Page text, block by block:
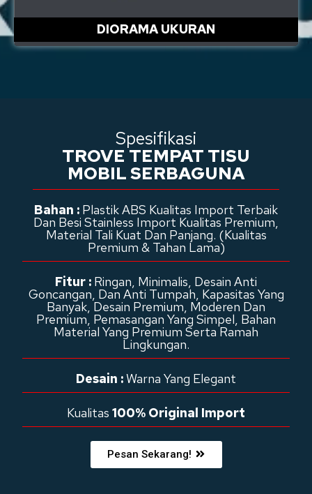
DIORAMA UKURAN
Spesifikasi
TROVE TEMPAT TISU
MOBIL SERBAGUNA
Bahan : Plastik ABS Kualitas Import Terbaik
Dan Besi Stainless Import Kualitas Premium,
Material Tali Kuat Dan Panjang. (Kualitas
Premium & Tahan Lama)
Fitur : Ringan, Minimalis, Desain Anti
Goncangan, Dan Anti Tumpah, Kapasitas Yang
Banyak, Desain Premium, Moderen Dan
Premium, Pemasangan Yang Simpel, Bahan
Material Yang Premium Serta Ramah
Lingkungan.
Desain :Warna Yang Elegant
Kualitas 100% Original Import
Pesan Sekarang!